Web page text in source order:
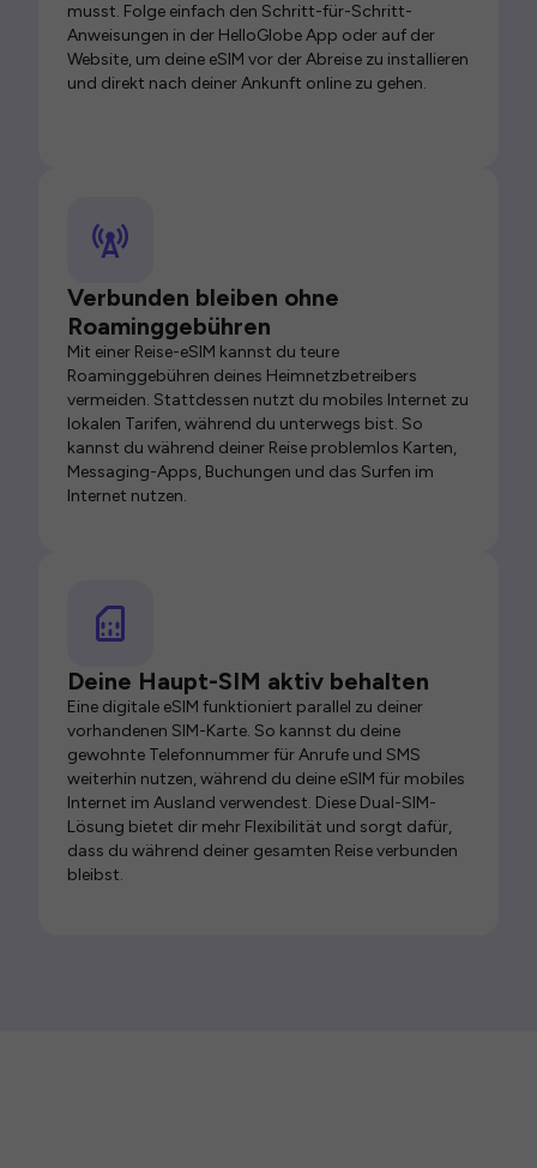
musst. Folge einfach den Schritt-für-Schritt-
Anweisungen in der HelloGlobe App oder auf der
Website, um deine eSIM vor der Abreise zu installieren
und direkt nach deiner Ankunft online zu gehen.
Verbunden bleiben ohne
Roaminggebühren
Mit einer Reise-eSIM kannst du teure
Roaminggebühren deines Heimnetzbetreibers
vermeiden. Stattdessen nutzt du mobiles Internet zu
lokalen Tarifen, während du unterwegs bist. So
kannst du während deiner Reise problemlos Karten,
Messaging-Apps, Buchungen und das Surfen im
Internet nutzen.
Deine Haupt-SIM aktiv behalten
Eine digitale eSIM funktioniert parallel zu deiner
vorhandenen SIM-Karte. So kannst du deine
gewohnte Telefonnummer für Anrufe und SMS
weiterhin nutzen, während du deine eSIM für mobiles
Internet im Ausland verwendest. Diese Dual-SIM-
Lösung bietet dir mehr Flexibilität und sorgt dafür,
dass du während deiner gesamten Reise verbunden
bleibst.